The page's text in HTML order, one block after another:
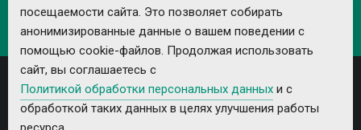
Политика обработки персональных данных
посещаемости сайта. Это позволяет собирать
анонимизированные данные о вашем поведении с
помощью cookie-файлов. Продолжая использовать
сайт, вы соглашаетесь с
Политикой обработки персональных данных и с
обработкой таких данных в целях улучшения работы